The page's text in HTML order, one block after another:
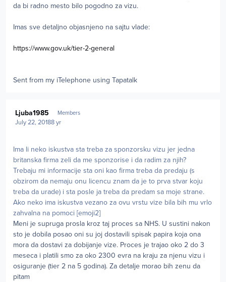
da bi radno mesto bilo pogodno za vizu.
Imas sve detaljno objasnjeno na sajtu vlade:
https://www.gov.uk/tier-2-general
Sent from my iTelephone using Tapatalk
Ljuba1985 Members
July 22, 20188 yr
Ima li neko iskustva sta treba za sponzorsku vizu jer jedna
britanska firma zeli da me sponzorise i da radim za njih?
Trebaju mi informacije sta oni kao firma treba da predaju (s
obzirom da nemaju onu licencu znam da je to prva stvar koju
treba da urade) i sta posle ja treba da predam sa moje strane.
Ako neko ima iskustva vezano za ovu vrstu vize bila bih mu vrlo
zahvalna na pomoci [emoji2]
Meni je supruga prosla kroz taj proces sa NHS. U sustini nakon
sto je dobila posao oni su joj dostavili spisak papira koja ona
mora da dostavi za dobijanje vize. Proces je trajao oko 2 do 3
meseca i platili smo za oko 2300 evra na kraju za njenu vizu i
osiguranje (tier 2 na 5 godina). Za detalje morao bih zenu da
pitam